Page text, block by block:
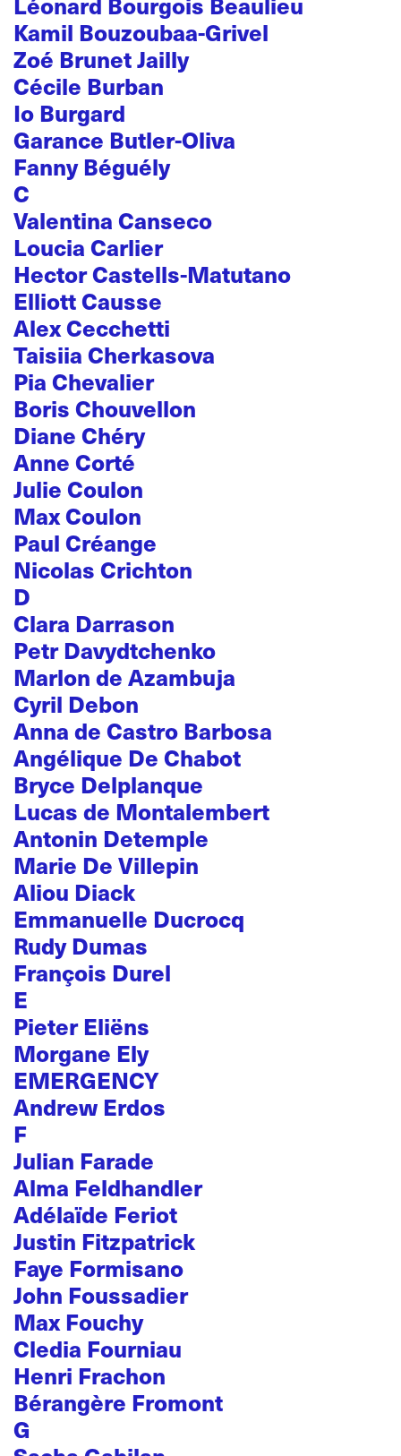
Kamil Bouzoubaa-Grivel
Zoé Brunet Jailly
Cécile Burban
Io Burgard
Garance Butler-Oliva
Fanny Béguély
C
Valentina Canseco
Loucia Carlier
Hector Castells-Matutano
Elliott Causse
Alex Cecchetti
Taisiia Cherkasova
Pia Chevalier
Boris Chouvellon
Diane Chéry
Anne Corté
Julie Coulon
Max Coulon
Paul Créange
Nicolas Crichton
D
Clara Darrason
Petr Davydtchenko
Marlon de Azambuja
Cyril Debon
Anna de Castro Barbosa
Angélique De Chabot
Bryce Delplanque
Lucas de Montalembert
Antonin Detemple
Marie De Villepin
Aliou Diack
Emmanuelle Ducrocq
Rudy Dumas
François Durel
E
Pieter Eliëns
Morgane Ely
EMERGENCY
Andrew Erdos
F
Julian Farade
Alma Feldhandler
Adélaïde Feriot
Justin Fitzpatrick
Faye Formisano
John Foussadier
Max Fouchy
Cledia Fourniau
Henri Frachon
Bérangère Fromont
G